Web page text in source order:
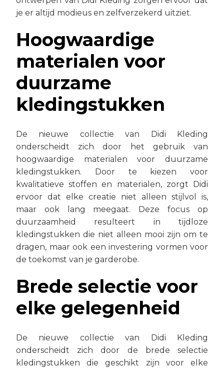
je er altijd modieus en zelfverzekerd uitziet.
Hoogwaardige
materialen voor
duurzame
kledingstukken
De nieuwe collectie van Didi Kleding
onderscheidt zich door het gebruik van
hoogwaardige materialen voor duurzame
kledingstukken. Door te kiezen voor
kwalitatieve stoffen en materialen, zorgt Didi
ervoor dat elke creatie niet alleen stijlvol is,
maar ook lang meegaat. Deze focus op
duurzaamheid resulteert in tijdloze
kledingstukken die niet alleen mooi zijn om te
dragen, maar ook een investering vormen voor
de toekomst van je garderobe.
Brede selectie voor
elke gelegenheid
De nieuwe collectie van Didi Kleding
onderscheidt zich door de brede selectie
kledingstukken die geschikt zijn voor elke